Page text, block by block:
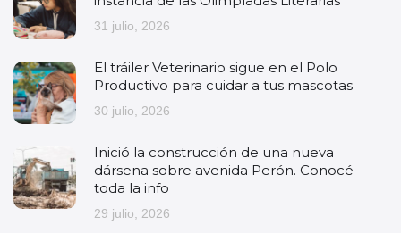
31 julio, 2026
El tráiler Veterinario sigue en el Polo
Productivo para cuidar a tus mascotas
30 julio, 2026
Inició la construcción de una nueva
dársena sobre avenida Perón. Conocé
toda la info
29 julio, 2026